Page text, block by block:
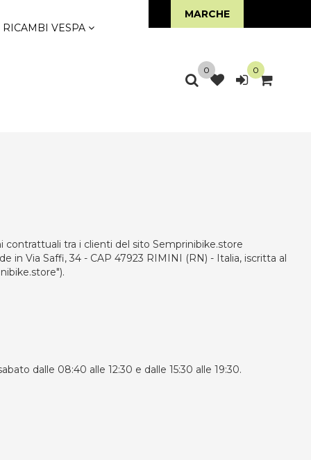
MARCHE
RICAMBI VESPA
0 0
contrattuali tra i clienti del sito Semprinibike.store
in Via Saffi, 34 - CAP 47923 RIMINI (RN) - Italia, iscritta al
dalle 08:40 alle 12:30 e dalle 15:30 alle 19:30.